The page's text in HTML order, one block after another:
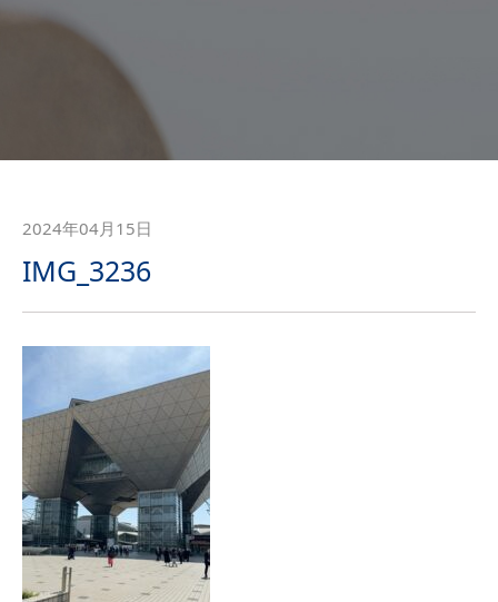
2024年04月15日
IMG_3236